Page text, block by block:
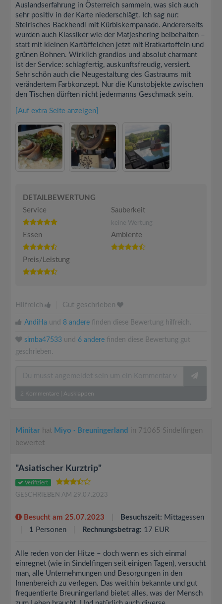
Auslandserfahrung in Österreich sammeln, was sich auch
sehr positiv in der Karte niederschlägt. Ich sag nur:
Steirisches Backhendl mit Kürbiskernpanade. Andererseits
wurden auch Klassiker wie der Matjeshering beibehalten –
statt mit kleinen Kartöffelchen jetzt mit Bratkartoffeln und
grünen Bohnen. Wirklich grandios und absolut charmant
ist der Service: schlagfertig, auskunftsfreudig, versiert.
Sehr schön auch die Neugestaltung des Gastraums mit
verändertem Farbkonzept. Nur die Kunstobjekte zwischen
den Tischen dürften nicht jedermanns Geschmack sein.
[Auf extra Seite anzeigen]
DETAILBEWERTUNG
Service
Sauberkeit
keine Wertung
Essen Ambiente
Preis/Leistung
Hilfreich Gut geschrieben
AndiHa und 8 andere finden diese Bewertung hilfreich.
simba47533 und 6 andere finden diese Bewertung gut
geschrieben.
2 Kommentare Ausklappen
Minitar hat Miyo · Breuningerland in 71065 Sindelfingen
bewertet
"Asiatischer Kurztrip"
Verifiziert
GESCHRIEBEN AM 29.07.2023
Besucht am 25.07.2023 Besuchszeit: Mittagessen
1 Personen Rechnungsbetrag: 17 EUR
Alle reden von der Hitze – doch wenn es sich einmal
einregnet (wie in Sindelfingen seit einigen Tagen), versucht
man, alle Unternehmungen und Besorgungen in den
Innenbereich zu verlegen. Das weithin bekannte und gut
frequentierte Breuningerland bietet alles, was der Mensch